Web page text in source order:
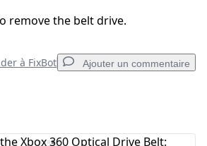
remove the belt drive.
à FixBot Ajouter un commentaire